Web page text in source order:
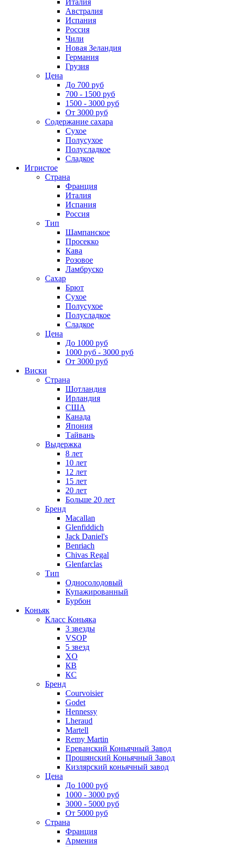
Австралия
Испания
Россия
Чили
Новая Зеландия
Германия
Грузия
Цена
До 700 руб
700 - 1500 руб
1500 - 3000 руб
От 3000 руб
Содержание сахара
Сухое
Полусухое
Полусладкое
Сладкое
Игристое
Страна
Франция
Италия
Испания
Россия
Тип
Шампанское
Просекко
Кава
Розовое
Ламбруско
Сахар
Брют
Сухое
Полусухое
Полусладкое
Сладкое
Цена
До 1000 руб
1000 руб - 3000 руб
От 3000 руб
Виски
Страна
Шотландия
Ирландия
США
Канада
Япония
Тайвань
Выдержка
8 лет
10 лет
12 лет
15 лет
20 лет
Больше 20 лет
Бренд
Macallan
Glenfiddich
Jack Daniel's
Benriach
Chivas Regal
Glenfarclas
Тип
Односолодовый
Купажированный
Бурбон
Коньяк
Класс Коньяка
3 звезды
VSOP
5 звезд
XO
КВ
КС
Бренд
Courvoisier
Godet
Hennessy
Lheraud
Martell
Remy Martin
Ереванский Коньячный Завод
Прошянский Коньячный Завод
Кизлярский коньячный завод
Цена
До 1000 руб
1000 - 3000 руб
3000 - 5000 руб
От 5000 руб
Страна
Франция
Армения